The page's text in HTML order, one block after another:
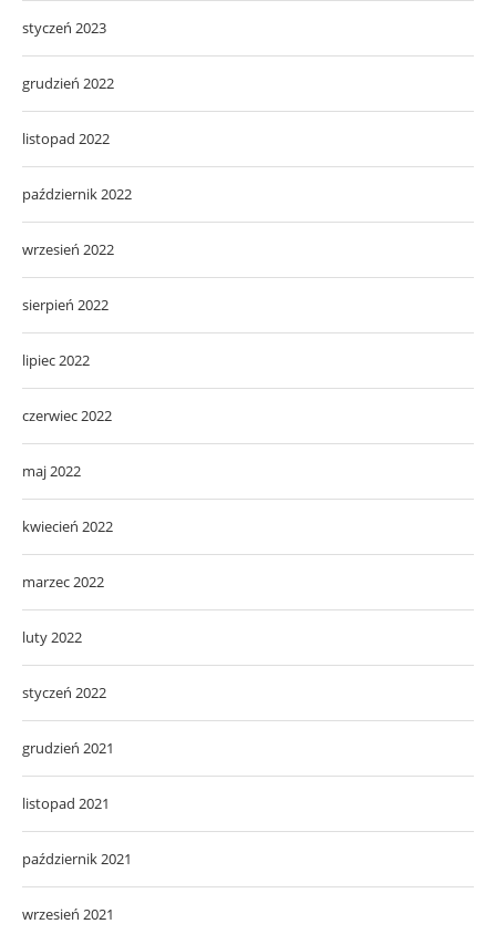
styczeń 2023
grudzień 2022
listopad 2022
październik 2022
wrzesień 2022
sierpień 2022
lipiec 2022
czerwiec 2022
maj 2022
kwiecień 2022
marzec 2022
luty 2022
styczeń 2022
grudzień 2021
listopad 2021
październik 2021
wrzesień 2021